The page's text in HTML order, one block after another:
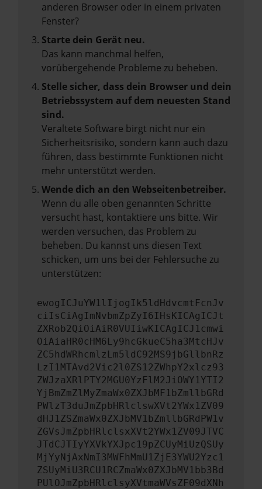
anderen Browser oder in einem privaten
Fenster?
Starte dein Gerät neu.
Das kann manchmal helfen,
vorübergehende Probleme zu beheben.
Stelle sicher, dass dein Browser und dein
Betriebssystem auf dem neuesten Stand
sind.
Veraltete Software birgt nicht nur ein
Sicherheitsrisiko, sondern kann auch dazu
führen, dass bestimmte Funktionen nicht
mehr unterstützt werden.
Wende dich an den Webseitenbetreiber.
Wenn du alle oben genannten Schritte
versucht hast, kontaktiere uns bitte. Wir
werden versuchen, das Problem zu
beheben. Du kannst uns diesen Text
schicken, um uns bei der Fehlersuche zu
unterstützen:
ewogICJuYW1lIjogIk5ldHdvcmtFcnJv
ciIsCiAgImNvbmZpZyI6IHsKICAgICJt
ZXRob2QiOiAiR0VUIiwKICAgICJ1cmwi
OiAiaHR0cHM6Ly9hcGkueC5ha3MtcHJv
ZC5hdWRhcmlzLm5ldC92MS9jbGllbnRz
LzI1MTAvd2Vic2l0ZS12ZWhpY2xlcz93
ZWJzaXRlPTY2MGU0YzFlM2JiOWY1YTI2
YjBmZmZlMyZmaWx0ZXJbMF1bZmllbGRd
PWlzT3duJmZpbHRlclswXVt2YWx1ZV09
dHJ1ZSZmaWx0ZXJbMV1bZmllbGRdPW1v
ZGVsJmZpbHRlclsxXVt2YWx1ZV09JTVC
JTdCJTIyYXVkYXJpc19pZCUyMiUzQSUy
MjYyNjAxNmI3MWFhMmU1ZjE3YWU2Yzc1
ZSUyMiU3RCU1RCZmaWx0ZXJbMV1bb3Bd
PUlOJmZpbHRlclsyXVtmaWVsZF09dXNh